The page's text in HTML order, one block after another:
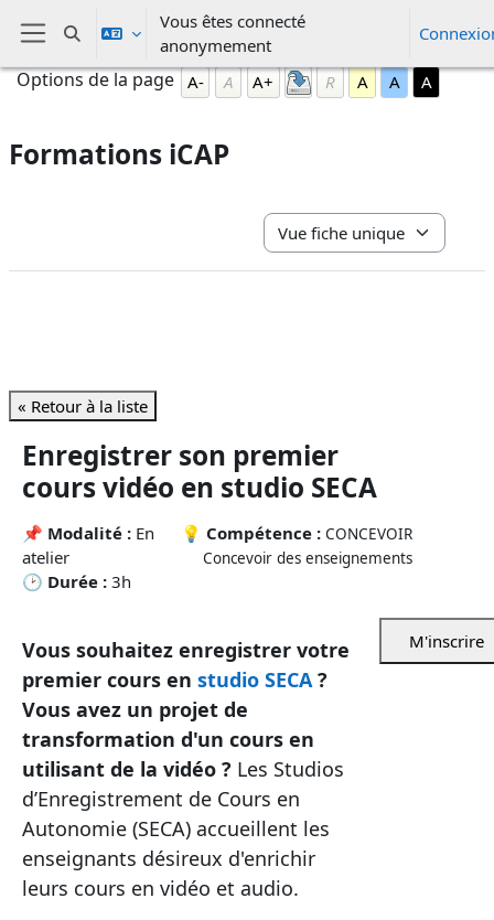
Passer au contenu principal
Panneau latéral
Activer/désactiver la saisie de recherche
Vous êtes connecté
anonymement
Blocs
Passer Options de la page
Options de la page A- A A+ R A A A
Formations iCAP
Navigation tertiaire du mode
« Retour à la liste
Enregistrer son premier
cours vidéo en studio SECA
📌 Modalité : En
atelier
🕑 Durée : 3h
💡 Compétence : CONCEVOIR
Concevoir des enseignements
Vous souhaitez enregistrer votre
premier cours en studio SECA ?
Vous avez un projet de
transformation d'un cours en
utilisant de la vidéo ? Les Studios
d’Enregistrement de Cours en
Autonomie (SECA) accueillent les
enseignants désireux d'enrichir
leurs cours en vidéo et audio.
M'inscrire